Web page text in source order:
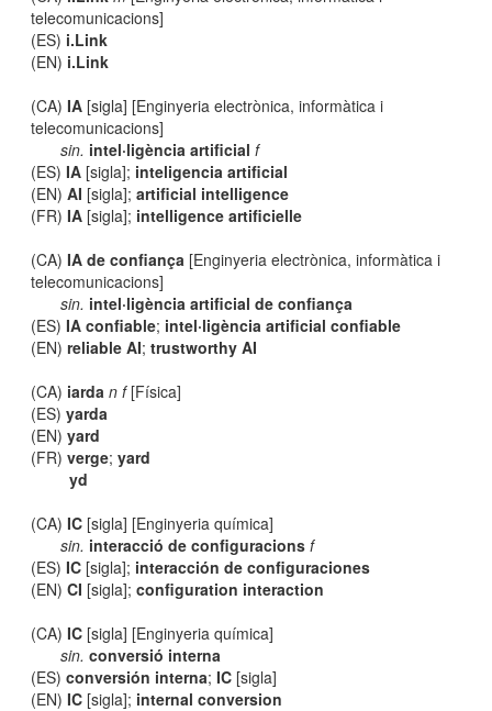
telecomunicacions]
(ES) i.Link
(EN) i.Link
(CA)IA [sigla] [Enginyeria electrònica, informàtica i
telecomunicacions]
sin. intel·ligència artificial f
(ES)IA [sigla]; inteligencia artificial
(EN)AI [sigla];artificial intelligence
(FR)IA [sigla]; intelligence artificielle
(CA)IA de confiança [Enginyeria electrònica, informàtica i
telecomunicacions]
sin. intel·ligència artificial de confiança
(ES)IA confiable; intel·ligència artificial confiable
(EN)reliable AI;trustworthy AI
(CA) iarda n f[Física]
(ES)yarda
(EN)yard
(FR)verge;yard
yd
(CA)IC [sigla] [Enginyeria química]
sin. interacció de configuracions f
(ES)IC [sigla]; interacción de configuraciones
(EN)CI [sigla];configuration interaction
(CA)IC [sigla] [Enginyeria química]
sin. conversió interna
(ES)conversión interna;IC [sigla]
(EN)IC [sigla]; internal conversion